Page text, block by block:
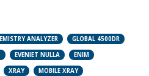
ANALYZER
GLOBAL 4500DR
EVENIET NULLA
ENIM
XRAY
MOBILE XRAY